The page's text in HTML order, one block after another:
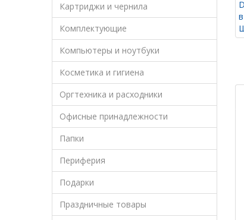
Картриджи и чернила
Комплектующие
Компьютеры и ноутбуки
Косметика и гигиена
Оргтехника и расходники
Офисные принадлежности
Папки
Периферия
Подарки
Праздничные товары